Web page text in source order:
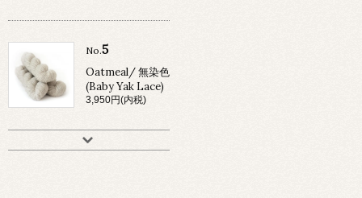
No.5
Oatmeal/ 無染色
(Baby Yak Lace)
3,950円(内税)